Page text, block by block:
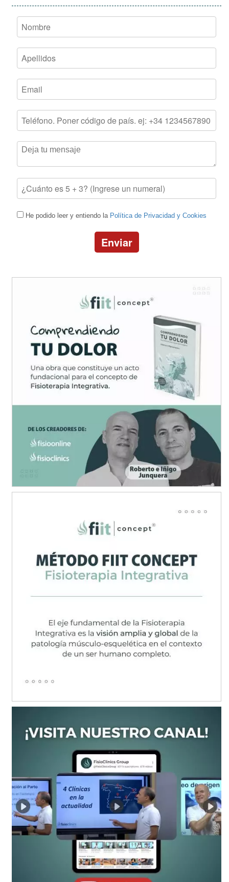
He podido leer y entiendo la Política de Privacidad y Cookies
Enviar